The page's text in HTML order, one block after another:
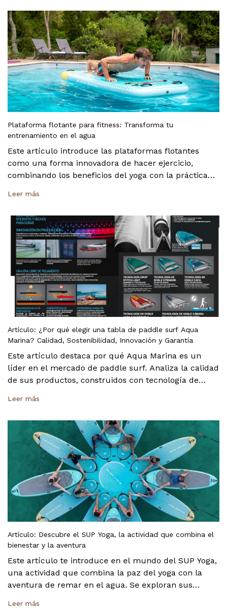
Plataforma flotante para fitness: Transforma tu
entrenamiento en el agua
Este artículo introduce las plataformas flotantes
como una forma innovadora de hacer ejercicio,
combinando los beneficios del yoga con la práctica
la mejora de la fuerza y el equilibrio, así como las
centros de fitness. Se concluye que es una solución
ideal tanto para el bienestar personal como para
ofrecer una experiencia única.
Leer más
Artículo: ¿Por qué elegir una tabla de paddle surf Aqua
Marina? Calidad, Sostenibilidad, Innovación y Garantía
Este artículo destaca por qué Aqua Marina es un
líder en el mercado de paddle surf. Analiza la calidad
de sus productos, construidos con tecnología de
indestructible, así como su compromiso con la
desde 2014. También se explica que las tablas
cuentan con una garantía de 6 meses y se invita a los
usuarios a ser parte de su comunidad global.
Leer más
Artículo: Descubre el SUP Yoga, la actividad que combina el
bienestar y la aventura
Este artículo te introduce en el mundo del SUP Yoga,
una actividad que combina la paz del yoga con la
aventura de remar en el agua. Se exploran sus
core y la mejora del equilibrio. También se explica
Leer más